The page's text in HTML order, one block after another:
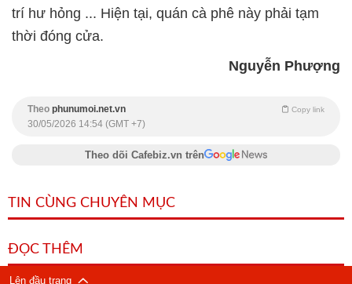
trí hư hỏng ... Hiện tại, quán cà phê này phải tạm
thời đóng cửa.
Nguyễn Phượng
Theo phunumoi.net.vn Copy link
30/05/2026 14:54 (GMT +7)
Theo dõi Cafebiz.vn trên
TIN CÙNG CHUYÊN MỤC
ĐỌC THÊM
Lên đầu trang